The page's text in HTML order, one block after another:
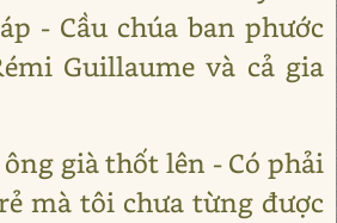
- Cầu chúa ban phước
Guillaume và cả gia
ông già thốt lên - Có phải
mà tôi chưa từng được